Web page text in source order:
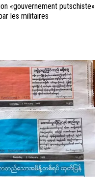
«gouvernement putschiste»
les militaires